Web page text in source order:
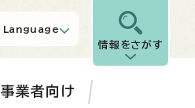
Language
情報をさがす
事業者向け